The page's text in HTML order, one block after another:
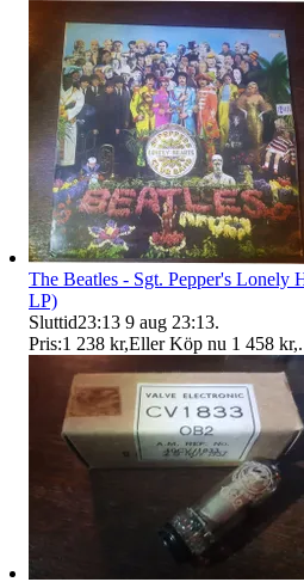
The Beatles - Sgt. Pepper's Lonely
LP)
Sluttid23:13 9 aug 23:13.
Pris:1 238 kr,Eller Köp nu 1 458 kr,.